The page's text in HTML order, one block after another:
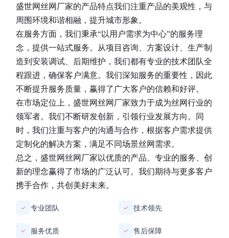
盛世网丝网厂家的产品特点我们注重产品的美观性，与
周围环境和谐相融，提升城市形象。
在服务方面，我们秉承“以用户需求为中心”的服务理
念，提供一站式服务。从项目咨询、方案设计、生产制
造到安装调试、后期维护，我们都有专业的技术团队全
程跟进，确保客户满意。我们深知服务的重要性，因此
不断提升服务质量，赢得了广大客户的信赖和好评。
在市场定位上， 盛世网丝网厂家致力于成为丝网行业的
领军者。我们不断研发创新，引领行业发展方向。同
时，我们注重与客户的沟通与合作，根据客户需求提供
定制化的解决方案，满足不同场景丝网需求。
总之， 盛世网丝网厂家以优质的产品、专业的服务、创
新的理念赢得了市场的广泛认可。我们期待与更多客户
携手合作，共创美好未来。
✓ 专业团队 ✓ 技术领先
✓ 服务优质 ✓ 售后保障